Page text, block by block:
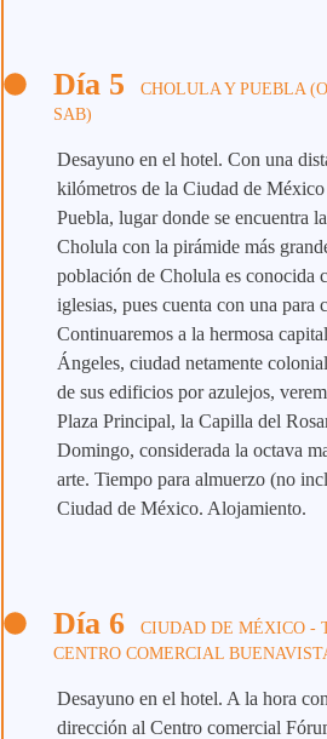
Día 5
CHOLULA Y PUEBLA
SAB)
Desayuno en el hotel. Con una
kilómetros de la Ciudad de
Puebla, lugar donde se encuentra
Cholula con la pirámide más
población de Cholula es conocida
iglesias, pues cuenta con una para
Continuaremos a la hermosa
Ángeles, ciudad netamente
de sus edificios por azulejos,
Plaza Principal, la Capilla del
Domingo, considerada la octava
arte. Tiempo para almuerzo (no
Ciudad de México. Alojamiento.
Día 6
CIUDAD DE MÉXICO -
CENTRO COMERCIAL
Desayuno en el hotel. A la hora
dirección al Centro comercial